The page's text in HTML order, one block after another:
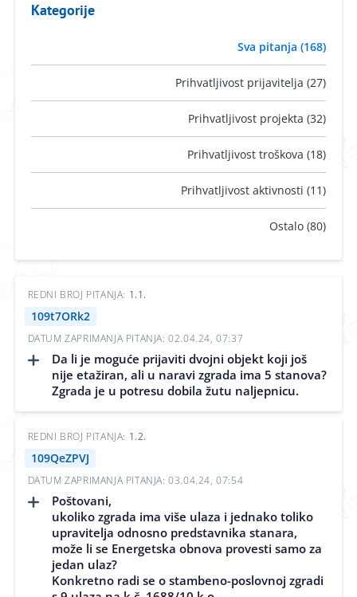
Kategorije
Sva pitanja (168)
Prihvatljivost prijavitelja (27)
Prihvatljivost projekta (32)
Prihvatljivost troškova (18)
Prihvatljivost aktivnosti (11)
Ostalo (80)
REDNI BROJ PITANJA: 1.1.
109t7ORk2
DATUM ZAPRIMANJA PITANJA: 02.04.24, 07:37
Da li je moguće prijaviti dvojni objekt koji još
nije etažiran, ali u naravi zgrada ima 5 stanova?
Zgrada je u potresu dobila žutu naljepnicu.
REDNI BROJ PITANJA: 1.2.
109QeZPVJ
DATUM ZAPRIMANJA PITANJA: 03.04.24, 07:54
Poštovani,
ukoliko zgrada ima više ulaza i jednako toliko
upravitelja odnosno predstavnika stanara,
može li se Energetska obnova provesti samo za
jedan ulaz?
Konkretno radi se o stambeno-poslovnoj zgradi